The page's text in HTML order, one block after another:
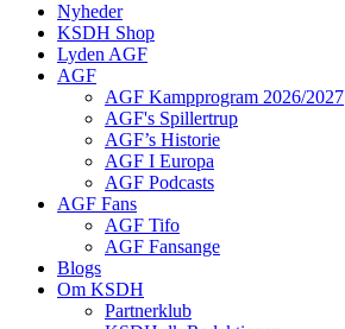
Nyheder
KSDH Shop
Lyden AGF
AGF
AGF Kampprogram 2026/2027
AGF's Spillertrup
AGF’s Historie
AGF I Europa
AGF Podcasts
AGF Fans
AGF Tifo
AGF Fansange
Blogs
Om KSDH
Partnerklub